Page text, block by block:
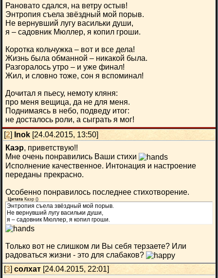
Рановато сдался, на ветру остыв!
Энтропия съела звёздный мой порыв.
Не вернувший лугу васильки души,
я – садовник Мюллер, я копил гроши.
Коротка кольчужка – вот и все дела!
Жизнь была обманной – никакой была.
Разгоралось утро – и уже финал!
Жил, и словно тоже, сон я вспоминал!
Дочитал я пьесу, немоту кляня:
про меня вещица, да не для меня.
Поднимаясь в небо, подведу итог:
не досталось роли, а сыграть я мог!
[2] Inok [24.04.2015, 13:50]
Каэр, приветствую!!
Мне очень понравились Ваши стихи
Исполнение качественное. Интонация и настроение
переданы прекрасно.
Особенно понравилось последнее стихотворение.
Цитата Каэр ()
Энтропия съела звёздный мой порыв.
Не вернувший лугу васильки души,
я – садовник Мюллер, я копил гроши.
Только вот не слишком ли Вы себя терзаете? Или
радоваться жизни - это для слабаков?
[3] солхат [24.04.2015, 22:01]